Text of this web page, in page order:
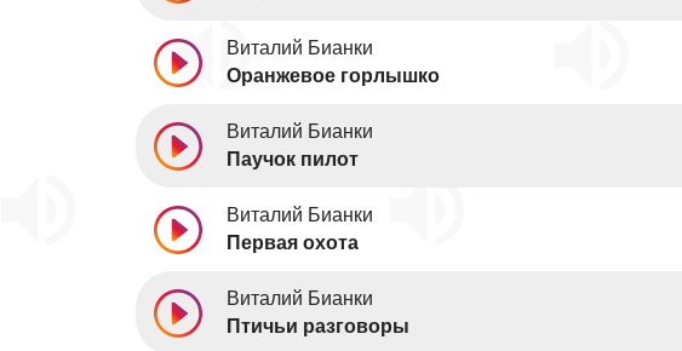
Виталий Бианки
Оранжевое горлышко
Виталий Бианки
Паучок пилот
Виталий Бианки
Первая охота
Виталий Бианки
Птичьи разговоры